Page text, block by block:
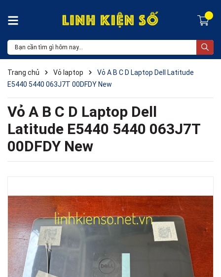
Trang chủ Vỏ laptop
Vỏ A B C D Laptop Dell Latitude
E5440 5440 063J7T 00DFDY New
Vỏ A B C D Laptop Dell
Latitude E5440 5440 063J7T
00DFDY New